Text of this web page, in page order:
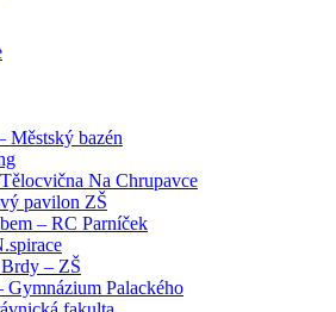
Městský bazén
Na Chrupavce
pavilon ZŠ
– RC Parníček
– ZŠ
Gymnázium Palackého